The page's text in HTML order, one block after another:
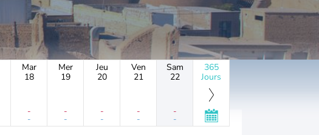
Mar
18
-
-
Mer
19
-
-
Jeu
20
-
-
Ven
21
-
-
Sam
22
-
-
365
Jours